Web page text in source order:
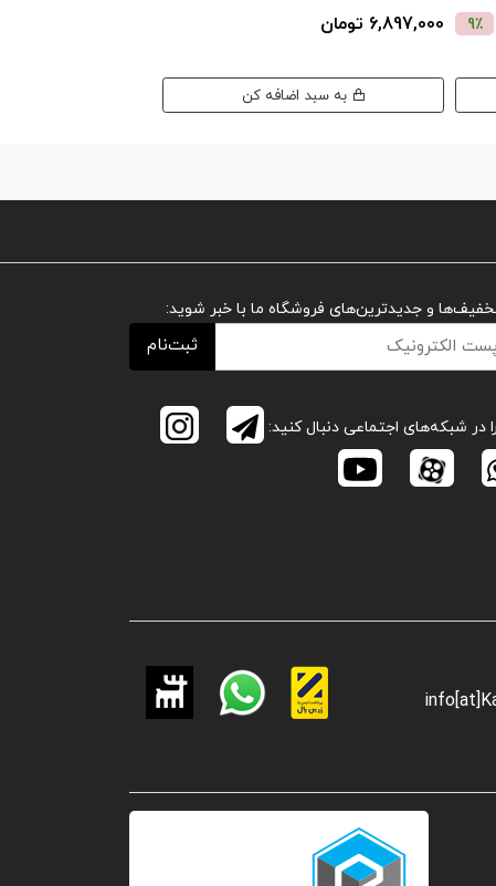
9٪ 6,897,000 تومان
به سبد اضافه کن
و جدیدترین‌های فروشگاه ما با خبر شوید:
ثبت‌نام
در شبکه‌های اجتماعی دنبال کنید: